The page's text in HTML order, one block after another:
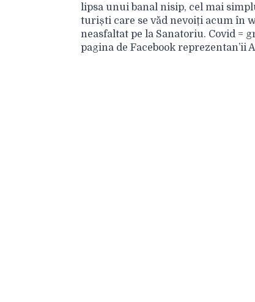
lipsa unui banal nisip, cel mai
turiști care se văd nevoiți acum în
neasfaltat pe la Sanatoriu. Covid =
pagina de Facebook reprezentan’ii